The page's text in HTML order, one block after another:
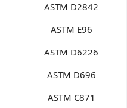
ASTM D2842
ASTM E96
ASTM D6226
ASTM D696
ASTM C871